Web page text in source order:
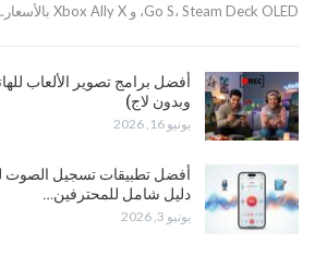
Go S، Steam Deck OLED، و Xbox Ally X بالأسعار.…
وبدون لاج)
يونيو 16, 2026
دليل شامل للمحترفين…
يونيو 3, 2026